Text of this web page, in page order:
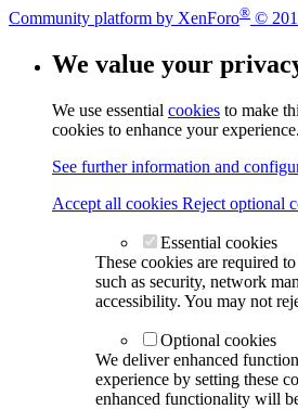
Community platform by XenForo® ©
We value your
We use essential cookies to make
cookies to enhance your experience.
See further information and
Accept all cookies Reject optional
Essential cookies
These cookies are required
such as security, network
accessibility. You may not
Optional cookies
We deliver enhanced
experience by setting these
enhanced functionality will